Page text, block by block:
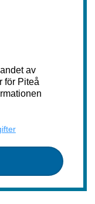
av
för Piteå